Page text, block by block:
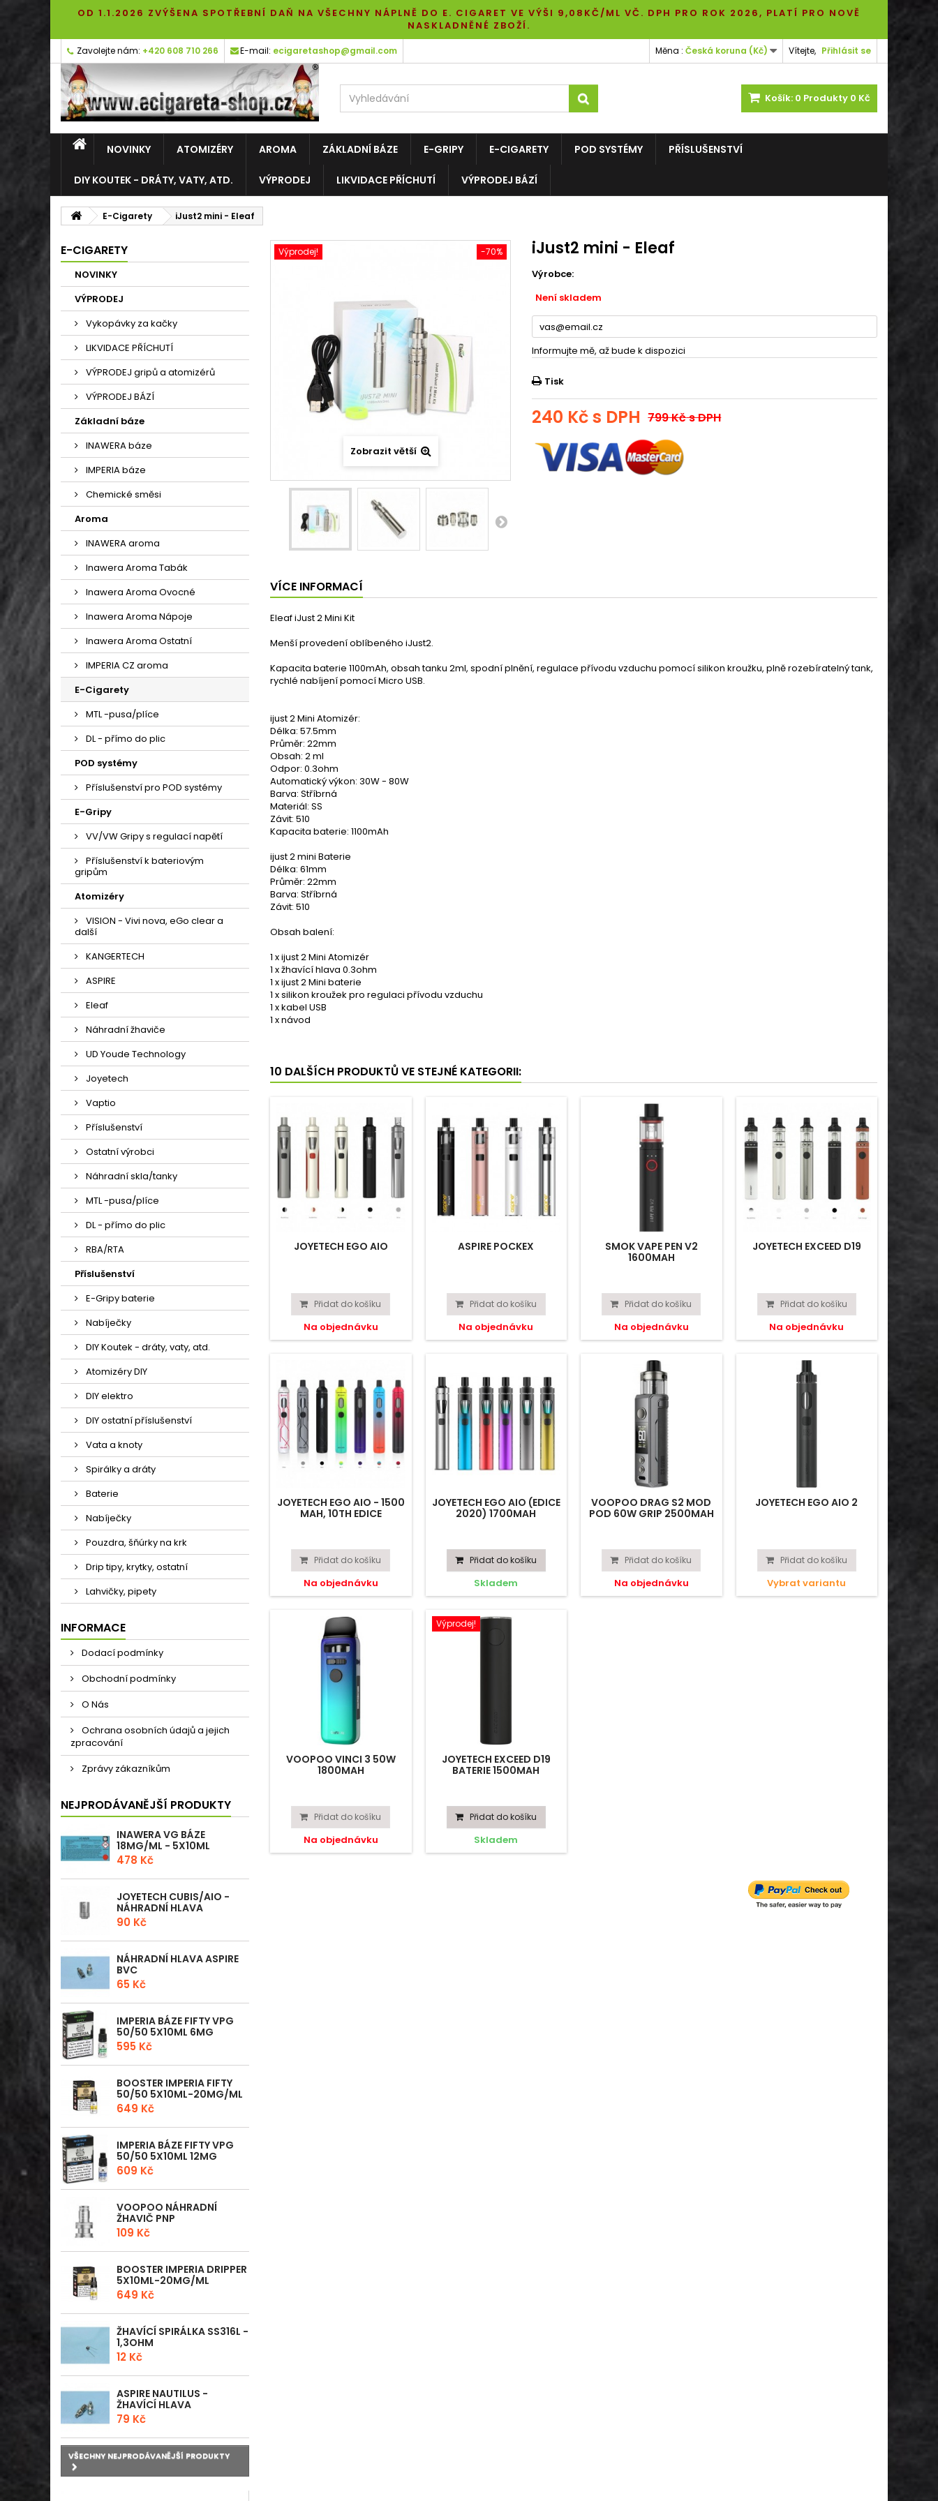
OD 1.1.2026 ZVÝŠENA SPOTŘEBNÍ DAŇ NA VŠECHNY NÁPLNĚ DO E. CIGARET VE VÝŠI 9,08KČ/ML VČ. DPH PRO ROK 2026, PLATÍ PRO NOVĚ
NASKLADNĚNÉ ZBOŽÍ.
Vítejte, Přihlásit se
Měna : Česká koruna (Kč)
Zavolejte nám: +420 608 710 266 E-mail: ecigaretashop@gmail.com
Košík: 0 Produkty 0 Kč
NOVINKY ATOMIZÉRY AROMA ZÁKLADNÍ BÁZE E-GRIPY E-CIGARETY POD SYSTÉMY PŘÍSLUŠENSTVÍ
DIY KOUTEK - DRÁTY, VATY, ATD. VÝPRODEJ LIKVIDACE PŘÍCHUTÍ VÝPRODEJ BÁZÍ
E-Cigarety iJust2 mini - Eleaf
E-CIGARETY
NOVINKY
VÝPRODEJ
Vykopávky za kačky
LIKVIDACE PŘÍCHUTÍ
VÝPRODEJ gripů a atomizérů
VÝPRODEJ BÁZÍ
Základní báze
INAWERA báze
IMPERIA báze
Chemické směsi
Aroma
INAWERA aroma
Inawera Aroma Tabák
Inawera Aroma Ovocné
Inawera Aroma Nápoje
Inawera Aroma Ostatní
IMPERIA CZ aroma
E-Cigarety
MTL -pusa/plíce
DL - přímo do plic
POD systémy
Příslušenství pro POD systémy
E-Gripy
VV/VW Gripy s regulací napětí
Příslušenství k bateriovým
gripům
Atomizéry
VISION - Vivi nova, eGo clear a
další
KANGERTECH
ASPIRE
Eleaf
Náhradní žhaviče
UD Youde Technology
Joyetech
Vaptio
Příslušenství
Ostatní výrobci
Náhradní skla/tanky
MTL -pusa/plíce
DL - přímo do plic
RBA/RTA
Příslušenství
E-Gripy baterie
Nabíječky
DIY Koutek - dráty, vaty, atd.
Atomizéry DIY
DIY elektro
DIY ostatní příslušenství
Vata a knoty
Spirálky a dráty
Baterie
Nabíječky
Pouzdra, šňúrky na krk
Drip tipy, krytky, ostatní
Lahvičky, pipety
INFORMACE
Dodací podmínky
Obchodní podmínky
O Nás
Ochrana osobních údajů a jejich
zpracování
Zprávy zákazníkům
NEJPRODÁVANĚJŠÍ PRODUKTY
INAWERA VG BÁZE
18MG/ML - 5X10ML
478 Kč
JOYETECH CUBIS/AIO -
NÁHRADNÍ HLAVA
90 Kč
NÁHRADNÍ HLAVA ASPIRE
BVC
65 Kč
IMPERIA BÁZE FIFTY VPG
50/50 5X10ML 6MG
595 Kč
BOOSTER IMPERIA FIFTY
50/50 5X10ML-20MG/ML
649 Kč
IMPERIA BÁZE FIFTY VPG
50/50 5X10ML 12MG
609 Kč
VOOPOO NÁHRADNÍ
ŽHAVIČ PNP
109 Kč
BOOSTER IMPERIA DRIPPER
5X10ML-20MG/ML
649 Kč
ŽHAVÍCÍ SPIRÁLKA SS316L -
1,3OHM
12 Kč
ASPIRE NAUTILUS -
ŽHAVÍCÍ HLAVA
79 Kč
VŠECHNY NEJPRODÁVANĚJŠÍ PRODUKTY
Výprodej! -70%
Zobrazit větší
iJust2 mini - Eleaf
Výrobce:
Není skladem
Informujte mě, až bude k dispozici
Tisk
240 Kčs DPH 799 Kčs DPH
VÍCE INFORMACÍ
Eleaf iJust 2 Mini Kit
Menší provedení oblíbeného iJust2.
Kapacita baterie 1100mAh, obsah tanku 2ml, spodní plnění, regulace přívodu vzduchu pomocí silikon kroužku, plně rozebíratelný tank,
rychlé nabíjení pomocí Micro USB.
ijust 2 Mini Atomizér:
Délka: 57.5mm
Průměr: 22mm
Obsah: 2 ml
Odpor: 0.3ohm
Automatický výkon: 30W - 80W
Barva: Stříbrná
Materiál: SS
Závit: 510
Kapacita baterie: 1100mAh
ijust 2 mini Baterie
Délka: 61mm
Průměr: 22mm
Barva: Stříbrná
Závit: 510
Obsah balení:
1 x ijust 2 Mini Atomizér
1 x žhavící hlava 0.3ohm
1 x ijust 2 Mini baterie
1 x silikon kroužek pro regulaci přívodu vzduchu
1 x kabel USB
1 x návod
10 DALŠÍCH PRODUKTŮ VE STEJNÉ KATEGORII:
JOYETECH EGO AIO
Přidat do košíku
Na objednávku
ASPIRE POCKEX
Přidat do košíku
Na objednávku
SMOK VAPE PEN V2
1600MAH
Přidat do košíku
Na objednávku
JOYETECH EXCEED D19
Přidat do košíku
Na objednávku
JOYETECH EGO AIO - 1500
MAH, 10TH EDICE
Přidat do košíku
Na objednávku
JOYETECH EGO AIO (EDICE
2020) 1700MAH
Přidat do košíku
Skladem
VOOPOO DRAG S2 MOD
POD 60W GRIP 2500MAH
Přidat do košíku
Na objednávku
JOYETECH EGO AIO 2
Přidat do košíku
Vybrat variantu
VOOPOO VINCI 3 50W
1800MAH
Přidat do košíku
Na objednávku
Výprodej!
JOYETECH EXCEED D19
BATERIE 1500MAH
Přidat do košíku
Skladem